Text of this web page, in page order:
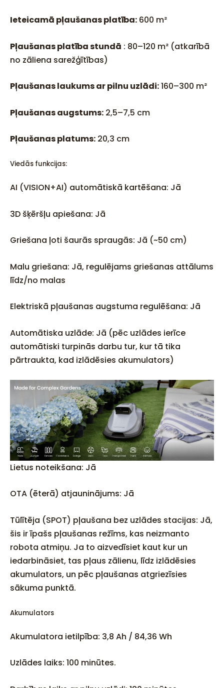
Ieteicamā pļaušanas platība: 600 m²
Pļaušanas platība stundā : 80–120 m² (atkarībā
no zāliena sarežģītības)
Pļaušanas laukums ar pilnu uzlādi:160–300 m²
Pļaušanas augstums: 2,5–7,5 cm
Pļaušanas platums: 20,3 cm
Viedās funkcijas:
AI (VISION+AI) automātiskā kartēšana: Jā
3D šķēršļu apiešana: Jā
Griešana ļoti šaurās spraugās: Jā (~50 cm)
Malu griešana: Jā, regulējams griešanas attālums
līdz/no malas
Elektriskā pļaušanas augstuma regulēšana: Jā
Automātiska uzlāde: Jā (pēc uzlādes ierīce
automātiski turpinās darbu tur, kur tā tika
pārtraukta, kad izlādēsies akumulators)
Lietus noteikšana: Jā
OTA (ēterā) atjauninājums: Jā
Tūlītēja (SPOT) pļaušana bez uzlādes stacijas: Jā,
šis ir īpašs pļaušanas režīms, kas neizmanto
robota atmiņu. Ja to aizvedīsiet kaut kur un
iedarbināsiet, tas pļaus zālienu, līdz izlādēsies
akumulators, un pēc pļaušanas atgriezīsies
sākuma punktā.
Akumulators
Akumulatora ietilpība: 3,8 Ah / 84,36 Wh
Uzlādes laiks: 100 minūtes.